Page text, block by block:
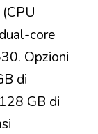
core
Opzioni
di
GB di